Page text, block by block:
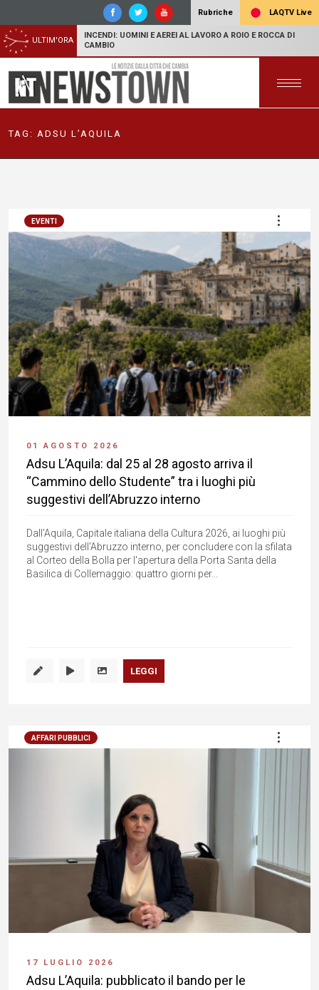
Rubriche LAQTV Live
ULTIM'ORA
INCENDI: UOMINI E AEREI AL LAVORO A ROIO E ROCCA DI
CAMBIO
TAG: ADSU L’AQUILA
EVENTI
01 AGOSTO 2026
Adsu L’Aquila: dal 25 al 28 agosto arriva il
“Cammino dello Studente” tra i luoghi più
suggestivi dell’Abruzzo interno
Dall'Aquila, Capitale italiana della Cultura 2026, ai luoghi più
suggestivi dell'Abruzzo interno, per concludere con la sfilata
al Corteo della Bolla per l'apertura della Porta Santa della
Basilica di Collemaggio: quattro giorni per...
LEGGI
AFFARI PUBBLICI
17 LUGLIO 2026
Adsu L’Aquila: pubblicato il bando per le